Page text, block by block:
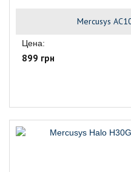
Mercusys
Цена:
899 грн